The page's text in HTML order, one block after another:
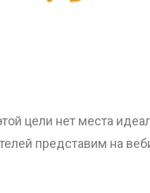
цели нет места
представим на